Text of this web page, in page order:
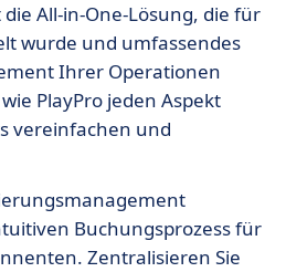
All-in-One-Lösung, die für
wurde und umfassendes
Ihrer Operationen
PlayPro jeden Aspekt
vereinfachen und
Buchungsprozess für
Zentralisieren Sie